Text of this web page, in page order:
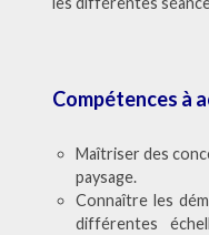
Compétences à
Maîtriser des
paysage.
Connaître les
différentes